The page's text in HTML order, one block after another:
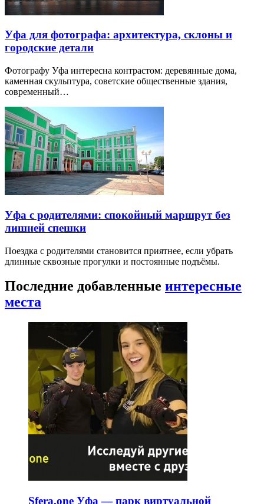
Уфа для фотографа: архитектура, склоны и
городские детали
Фотографу Уфа интересна контрастом: деревянные дома,
каменная скульптура, советские общественные здания,
современный…
Уфа с родителями: спокойный маршрут без
лишней спешки
Поездка с родителями становится приятнее, если убрать
длинные сквозные прогулки и постоянные подъёмы.
Последние добавленные интересные
места
Sfera.one Уфа — парк виртуальной